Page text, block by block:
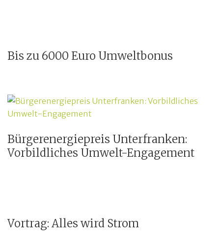
Bis zu 6000 Euro Umweltbonus
Bürgerenergiepreis Unterfranken:
Vorbildliches Umwelt-Engagement
Vortrag: Alles wird Strom